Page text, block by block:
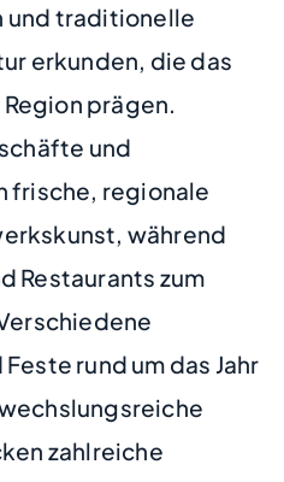
und traditionelle
erkunden, die das
prägen.
und
frische, regionale
während
Restaurants zum
rund um das Jahr
zahlreiche